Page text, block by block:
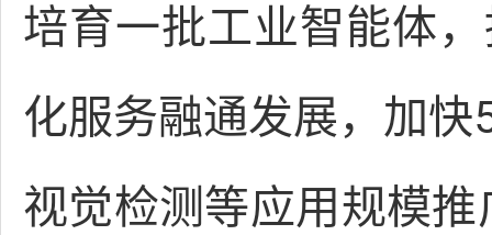
培育一批工业智能体
化服务融通发展，加
视觉检测等应用规模